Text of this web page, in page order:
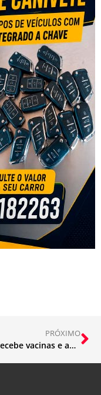
PRÓXIMO
Minas recebe vacinas e amplia imunização incluindo pessoas de 65 a 69 anos